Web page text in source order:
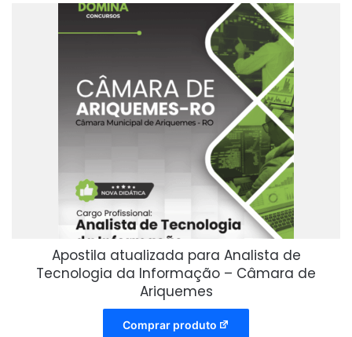
Apostila atualizada para Analista de
Tecnologia da Informação – Câmara de
Ariquemes
Comprar produto